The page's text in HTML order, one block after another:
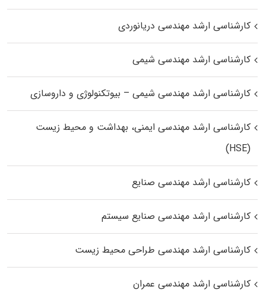
کارشناسی ارشد مهندسی دریانوردی
کارشناسی ارشد مهندسی شیمی
کارشناسی ارشد مهندسی شیمی – بیوتکنولوژی و داروسازی
کارشناسی ارشد مهندسی ایمنی، بهداشت و محیط زیست
(HSE)
کارشناسی ارشد مهندسی صنایع
کارشناسی ارشد مهندسی صنایع سیستم
کارشناسی ارشد مهندسی طراحی محیط زیست
کارشناسی ارشد مهندسی عمران